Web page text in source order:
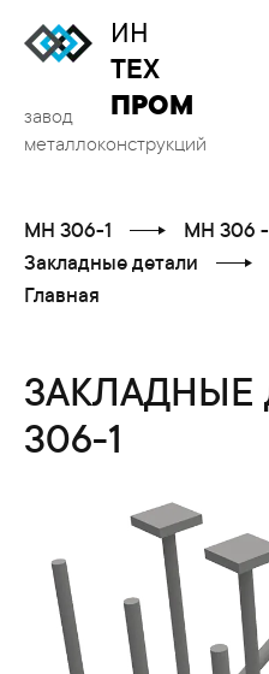
ИН
ТЕХ
ПРОМ
завод
металлоконструкций
МН 306-1
МН 306 -
Закладные детали
Главная
ЗАКЛАДНЫЕ
306-1